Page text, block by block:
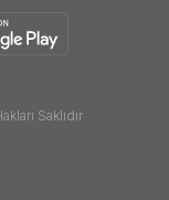
Saklıdır